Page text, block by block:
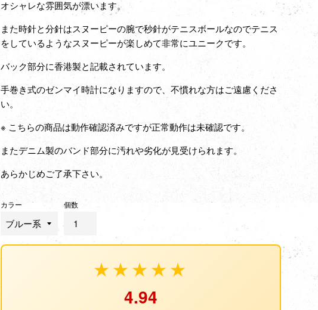
オシャレな雰囲気が漂います。
また時針と分針はスヌーピーの腕で秒針がテニスボールなのでテニス
をしているようなスヌーピーが楽しめて非常にユニークです。
バック部分に香港製と記載されています。
手巻き式のゼンマイ時計になりますので、不慣れな方はご遠慮くださ
い。
※ こちらの商品は動作確認済みですが正常動作は未確認です。
またデニム製のバンド部分に汚れや劣化が見受けられます。
あらかじめご了承下さい。
カラー 個数
★★★★★
4.94